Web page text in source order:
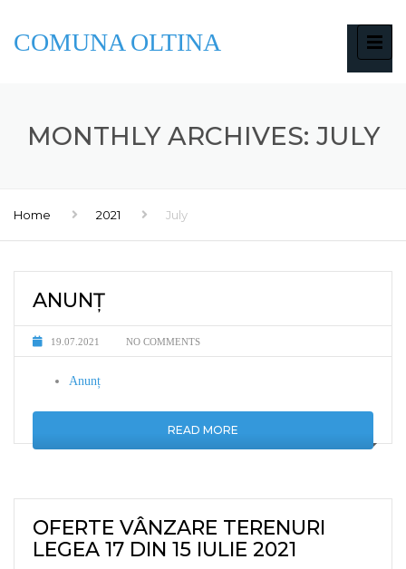
COMUNA OLTINA
MONTHLY ARCHIVES: JULY
Home 2021 July
ANUNȚ
19.07.2021 NO COMMENTS
Anunț
READ MORE
OFERTE VÂNZARE TERENURI
LEGEA 17 DIN 15 IULIE 2021